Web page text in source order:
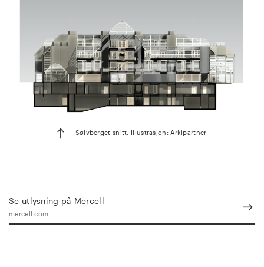
Sølvberget snitt. Illustrasjon: Arkipartner
Se utlysning på Mercell
mercell.com